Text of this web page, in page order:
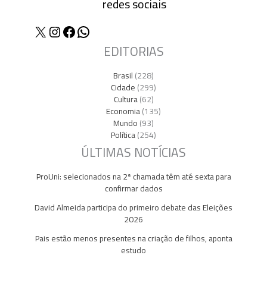
X Instagram
Facebook
WhatsApp
EDITORIAS
Brasil(228)
Cidade(299)
Cultura(62)
Economia(135)
Mundo(93)
Política(254)
ÚLTIMAS NOTÍCIAS
ProUni: selecionados na 2ª chamada têm até sexta para
confirmar dados
David Almeida participa do primeiro debate das Eleições
2026
Pais estão menos presentes na criação de filhos, aponta
estudo